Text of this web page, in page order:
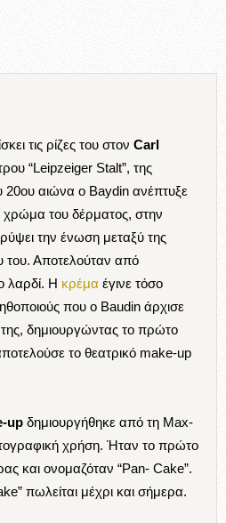
τις ρίζες του στον Carl
“Leipzeiger Stalt”, της
20ου αιώνα ο Baydin ανέπτυξε
του δέρματος, στην
την ένωση μεταξύ της
του. Αποτελούταν από
λαρδί. Η κρέμα έγινε τόσο
που ο Baudin άρχισε
δημιουργώντας το πρώτο
το θεατρικό make-up
up δημιουργήθηκε από τη Max-
χρήση. Ήταν το πρώτο
και ονομαζόταν “Pan- Cake”.
πωλείται μέχρι και σήμερα.